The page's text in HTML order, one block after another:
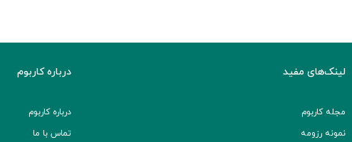
لینک‌های مفید
مجله کاربوم
نمونه رزومه
درباره کاربوم
درباره کاربوم
تماس با ما